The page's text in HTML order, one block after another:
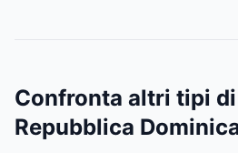
Confronta altri tipi
Repubblica